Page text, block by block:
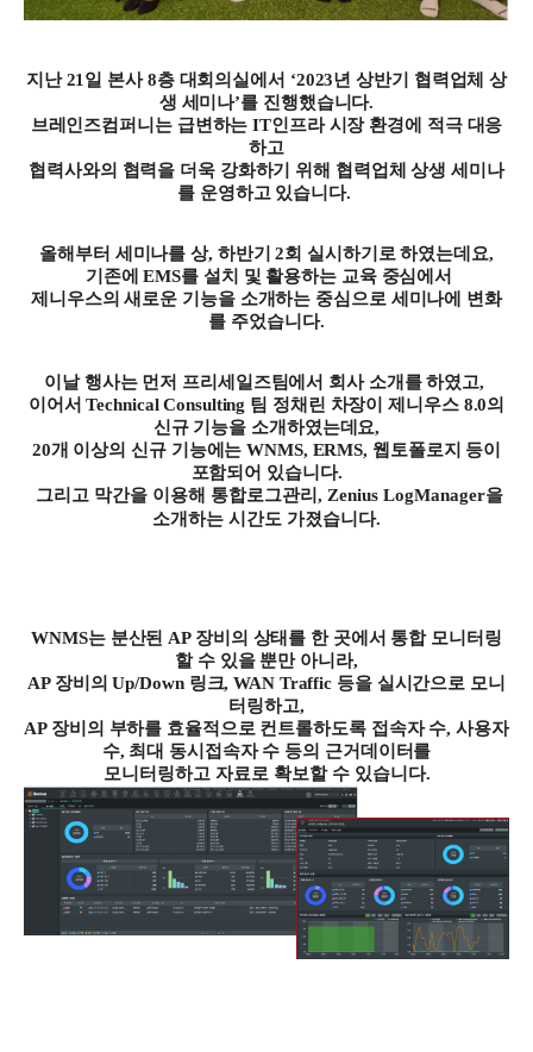
지난21 일 본사8층 대회의실에서 ‘2023년 상반기 협력업체 상
생 세미나’를 진행했습니다.
브레인즈컴퍼니는 급변하는 IT인프라 시장 환경에 적극 대응
하고
협력사와의 협력을 더욱 강화하기 위해 협력업체 상생 세미나
를 운영하고 있습니다.
올해부터 세미나를 상, 하반기 2회 실시하기로 하였는데요,
기존에 EMS를 설치 및 활용하는 교육 중심에서
제니우스의 새로운 기능을 소개하는 중심으로 세미나에 변화
를 주었습니다.
이날 행사는 먼저 프리세일즈팀에서 회사 소개를 하였고,
이어서 Technical Consulting 팀 정채린 차장이 제니우스8.0의
신규 기능을 소개하였는데요,
20개 이상의 신규 기능에는WNMS, ERMS, 웹토폴로지 등이
포함되어 있습니다.
그리고 막간을 이용해 통합로그관리 , Zenius LogManager을
소개하는 시간도 가졌습니다.
WNMS는 분산된 AP 장비의 상태를 한 곳에서 통합 모니터링
할 수 있을 뿐만 아니라,
AP 장비의 Up/Down 링크, WAN Traffic 등을 실시간으로 모니
터링하고,
AP 장비의 부하를 효율적으로 컨트롤하도록 접속자 수,사용자
수, 최대 동시접속자 수 등의 근거데이터를
모니터링하고 자료로 확보할 수 있습니다.